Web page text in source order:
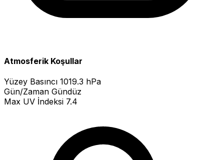
Atmosferik Koşullar
Yüzey Basıncı 1019.3 hPa
Gün/Zaman Gündüz
Max UV İndeksi 7.4